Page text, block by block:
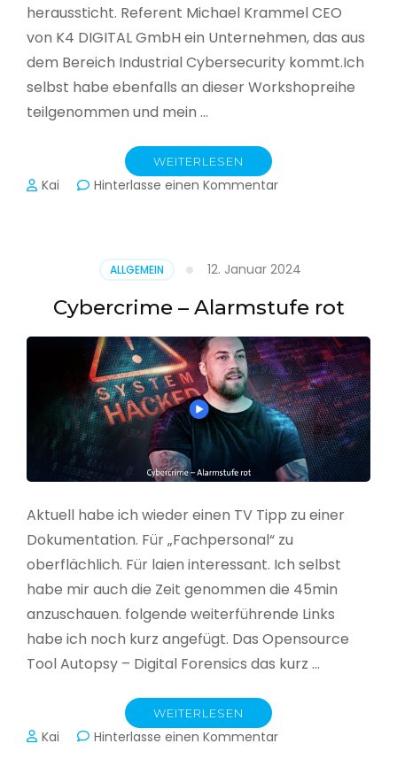
heraussticht. Referent Michael Krammel CEO
von K4 DIGITAL GmbH ein Unternehmen, das aus
dem Bereich Industrial Cybersecurity kommt.Ich
selbst habe ebenfalls an dieser Workshopreihe
teilgenommen und mein …
WEITERLESEN
Kai Hinterlasse einen Kommentarzu
Produktion
ALLGEMEIN 12. Januar 2024
Cybercrime – Alarmstufe rot
Aktuell habe ich wieder einen TV Tipp zu einer
Dokumentation. Für „Fachpersonal“ zu
oberflächlich. Für laien interessant. Ich selbst
habe mir auch die Zeit genommen die 45min
anzuschauen. folgende weiterführende Links
habe ich noch kurz angefügt. Das Opensource
Tool Autopsy – Digital Forensics das kurz …
WEITERLESEN
Kai Hinterlasse einen Kommentarzu